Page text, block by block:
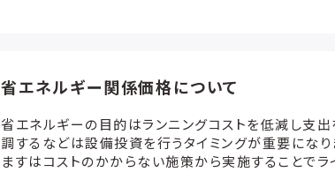
省エネルギー関係価格について
省エネルギーの目的はランニングコストを低減し支
調するなどは設備投資を行うタイミングが重要になり
ますはコストのかからない施策から実施することでラ